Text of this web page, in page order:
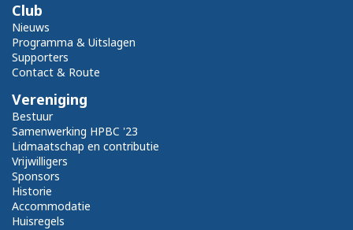
Club
Nieuws
Programma & Uitslagen
Supporters
Contact & Route
Vereniging
Bestuur
Samenwerking HPBC '23
Lidmaatschap en contributie
Vrijwilligers
Sponsors
Historie
Accommodatie
Huisregels